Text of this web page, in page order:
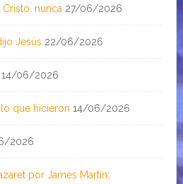
nunca 27/06/2026
Jesús 22/06/2026
14/06/2026
que hicieron 14/06/2026
2026
por James Martin;